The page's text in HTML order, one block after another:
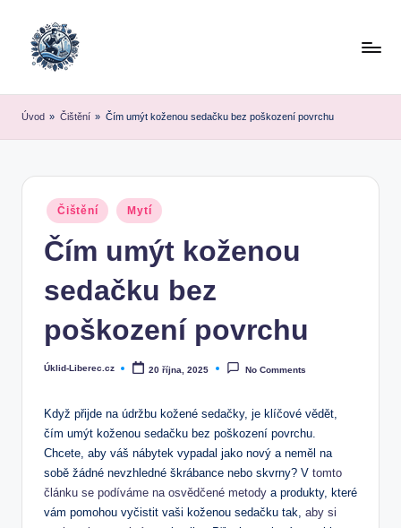
Úvod » Čištění » Čím umýt koženou sedačku bez poškození povrchu
Posted
in
Čištění Mytí
Čím umýt koženou
sedačku bez
poškození povrchu
Posted
Úklid-Liberec.cz 20 října, 2025 No Comments
Když přijde na údržbu kožené sedačky, je klíčové vědět,
čím umýt koženou sedačku bez poškození povrchu.
Chcete, aby váš nábytek vypadal jako nový a neměl na
sobě žádné nevzhledné škrábance nebo skvrny? V tomto
článku se podíváme na osvědčené metody a produkty, které
vám pomohou vyčistit vaši koženou sedačku tak, aby si